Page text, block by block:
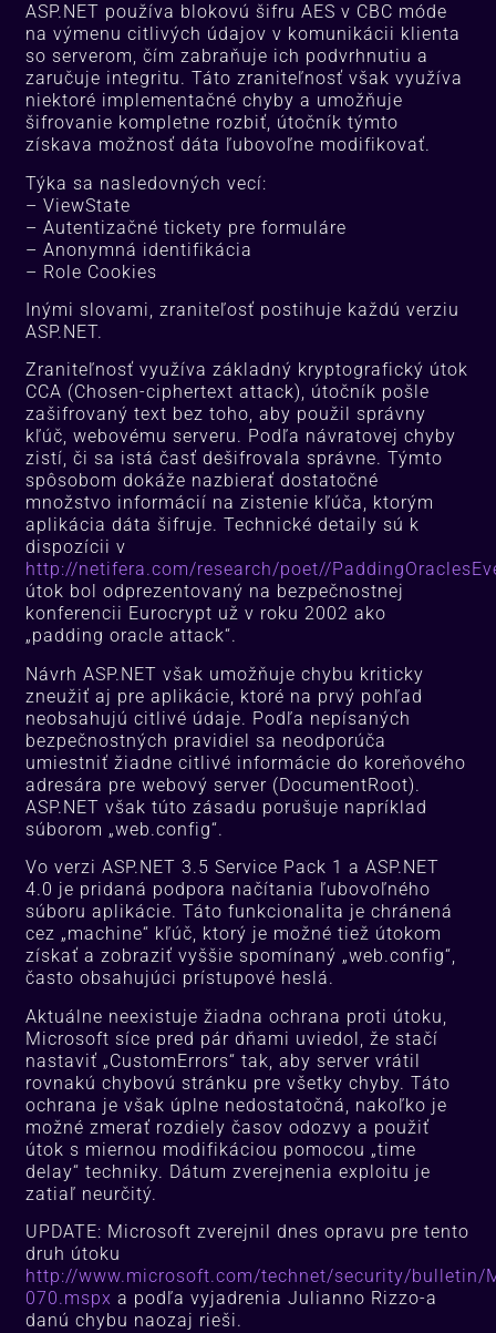
ASP.NET používa blokovú šifru AES v CBC móde
na výmenu citlivých údajov v komunikácii klienta
so serverom, čím zabraňuje ich podvrhnutiu a
zaručuje integritu. Táto zraniteľnosť však využíva
niektoré implementačné chyby a umožňuje
šifrovanie kompletne rozbiť, útočník týmto
získava možnosť dáta ľubovoľne modifikovať.
Týka sa nasledovných vecí:
– ViewState
– Autentizačné tickety pre formuláre
– Anonymná identifikácia
– Role Cookies
Inými slovami, zraniteľosť postihuje každú verziu
ASP.NET.
Zraniteľnosť využíva základný kryptografický útok
CCA (Chosen-ciphertext attack), útočník pošle
zašifrovaný text bez toho, aby použil správny
kľúč, webovému serveru. Podľa návratovej chyby
zistí, či sa istá časť dešifrovala správne. Týmto
spôsobom dokáže nazbierať dostatočné
množstvo informácií na zistenie kľúča, ktorým
aplikácia dáta šifruje. Technické detaily sú k
dispozícii v
http://netifera.com/research/poet//
útok bol odprezentovaný na bezpečnostnej
konferencii Eurocrypt už v roku 2002 ako
„padding oracle attack“.
Návrh ASP.NET však umožňuje chybu kriticky
zneužiť aj pre aplikácie, ktoré na prvý pohľad
neobsahujú citlivé údaje. Podľa nepísaných
bezpečnostných pravidiel sa neodporúča
umiestniť žiadne citlivé informácie do koreňového
adresára pre webový server (DocumentRoot).
ASP.NET však túto zásadu porušuje napríklad
súborom „web.config“.
Vo verzi ASP.NET 3.5 Service Pack 1 a ASP.NET
4.0 je pridaná podpora načítania ľubovoľného
súboru aplikácie. Táto funkcionalita je chránená
cez „machine“ kľúč, ktorý je možné tiež útokom
získať a zobraziť vyššie spomínaný „web.config“,
často obsahujúci prístupové heslá.
Aktuálne neexistuje žiadna ochrana proti útoku,
Microsoft síce pred pár dňami uviedol, že stačí
nastaviť „CustomErrors“ tak, aby server vrátil
rovnakú chybovú stránku pre všetky chyby. Táto
ochrana je však úplne nedostatočná, nakoľko je
možné zmerať rozdiely časov odozvy a použiť
útok s miernou modifikáciou pomocou „time
delay“ techniky. Dátum zverejnenia exploitu je
zatiaľ neurčitý.
UPDATE: Microsoft zverejnil dnes opravu pre tento
druh útoku
http://www.microsoft.com/technet/security/bulletin/
070.mspx a podľa vyjadrenia Julianno Rizzo-a
danú chybu naozaj rieši.